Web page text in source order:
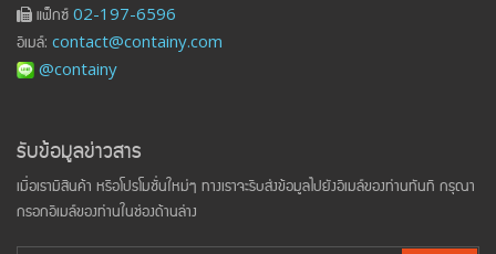
แฟ็กซ์ 02-197-6596
อีเมล์: contact@containy.com
@containy
รับข้อมูลข่าวสาร
เมื่อเรามีสินค้า หรือโปรโมชั่นใหม่ๆ ทางเราจะรีบส่งข้อมูลไปยังอีเมล์ของท่านทันที กรุณา
กรอกอีเมล์ของท่านในช่องด้านล่าง